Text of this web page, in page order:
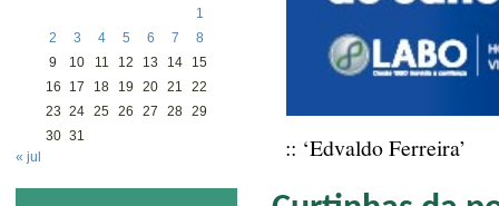
1
2
3 4 5 6 7
8
9
10 11 12 13 14
15
16
17 18 19 20 21
22
23 24 25 26 27 28 29
30 31
« jul
:: ‘Edvaldo Ferreira’